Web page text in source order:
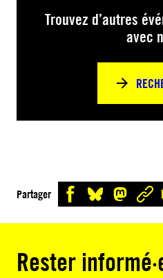
Trouvez d’autres
avec
Partager
Rester